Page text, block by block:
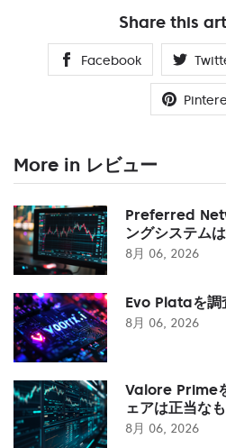
Share this
Facebook
More in レビュー
Preferred
ングシステム
8月 06, 2026
Evo Plataを調
8月 06, 2026
Valore Prime
ェアは正当な
8月 06, 2026